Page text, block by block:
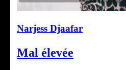
Narjess Djaafar
Mal élevée